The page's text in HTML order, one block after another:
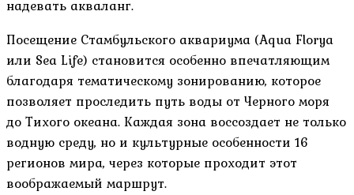
надевать акваланг.
Посещение Стамбульского аквариума (Aqua Florya
или Sea Life) становится особенно впечатляющим
благодаря тематическому зонированию, которое
позволяет проследить путь воды от Черного моря
до Тихого океана. Каждая зона воссоздает не только
водную среду, но и культурные особенности 16
регионов мира, через которые проходит этот
воображаемый маршрут.